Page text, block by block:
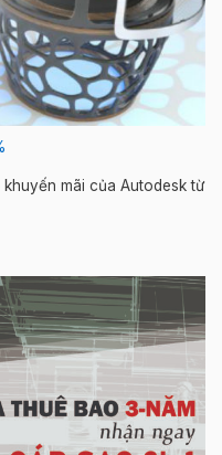
mãi của Autodesk từ